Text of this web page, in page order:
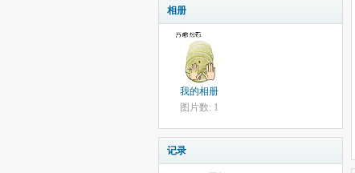
相册
我的相册
图片数: 1
记录